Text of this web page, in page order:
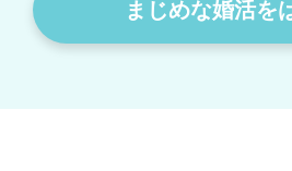
まじめな婚活を